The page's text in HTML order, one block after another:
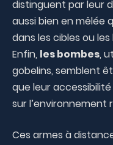
distinguent par leur
aussi bien en mêlée
dans les cibles ou
Enfin, les bombes,
gobelins, semblent
que leur
sur
Ces armes à